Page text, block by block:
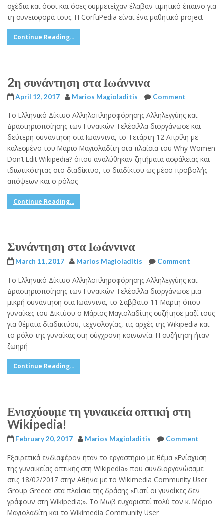
σχέδια και όσοι και όσες συμμετείχαν έλαβαν τιμητικό έπαινο για
τη συνεισφορά τους. Η CorfuPedia είναι ένα μαθητικό project
Continue Reading...
2η συνάντηση στα Ιωάννινα
April 12, 2017 Marios Magioladitis Comment
Το Ελληνικό Δίκτυο Αλληλοπληροφόρησης Αλληλεγγύης και
Δραστηριοποίησης των Γυναικών Τελέσιλλα διοργάνωσε και
δεύτερη συνάντηση στα Ιωάννινα, το Τετάρτη 12 Απρίλη με
καλεσμένο του Μάριο Μαγιολαδίτη στα πλαίσια του Why Women
Don’t Edit Wikipedia? όπου αναλύθηκαν ζητήματα ασφάλειας και
ιδιωτικότητας στο διαδίκτυο, το διαδίκτου ως μέσο προβολής
απόψεων και ο ρόλος
Continue Reading...
Συνάντηση στα Ιωάννινα
March 11, 2017 Marios Magioladitis Comment
Το Ελληνικό Δίκτυο Αλληλοπληροφόρησης Αλληλεγγύης και
Δραστηριοποίησης των Γυναικών Τελέσιλλα διοργάνωσε μια
μικρή συνάντηση στα Ιωάννινα, το Σάββατο 11 Μαρτη όπου
γυναίκες του Δικτύου ο Μάριος Μαγιολαδίτης συζήτησε μαζί τους
για θέματα διαδικτύου, τεχνολογίας, τις αρχές της Wikipedia και
το ρόλο της γυναίκας στη σύγχρονη κοινωνία. Η συζήτηση ήταν
ζωηρή
Continue Reading...
Ενισχύουμε τη γυναικεία οπτική στη
Wikipedia!
February 20, 2017 Marios Magioladitis Comment
Εξαιρετικά ενδιαφέρον ήταν το εργαστήριο με θέμα «Ενίσχυση
της γυναικείας οπτικής στη Wikipedia» που συνδιοργανώσαμε
στις 18/02/2017 στην Αθήνα με το Wikimedia Community User
Group Greece στα πλαίσια της δράσης «Γιατί οι γυναίκες δεν
γράφουν στη Wikipedia;». Το Μωβ ευχαριστεί πολύ τον κ. Μάριο
Μαγιολαδίτη και το Wikimedia Community User